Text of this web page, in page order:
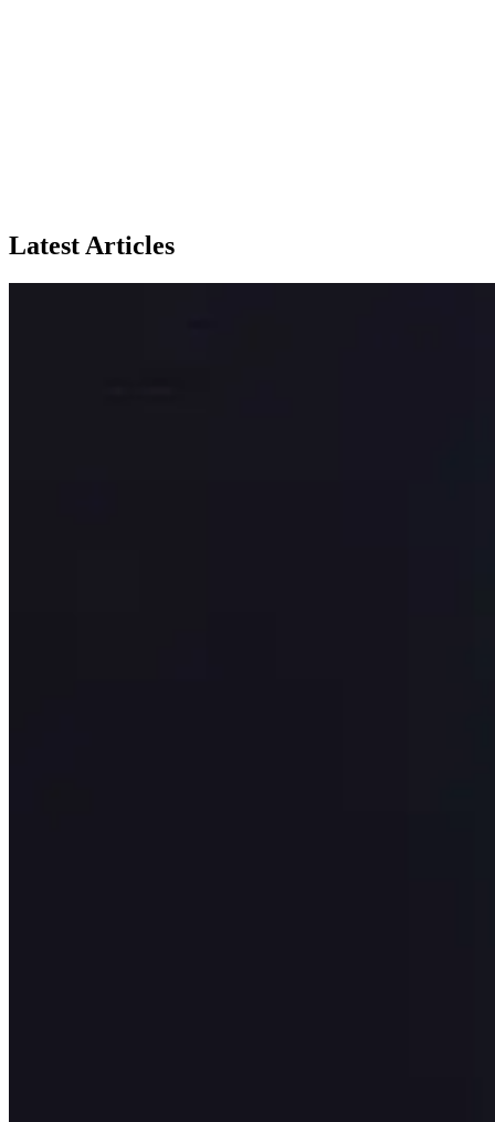
Latest Articles